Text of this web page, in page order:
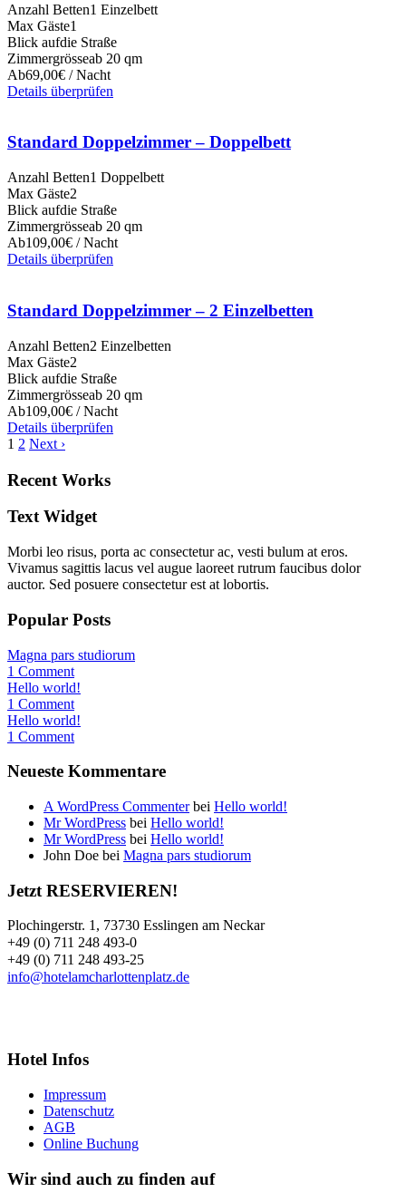
Anzahl Betten1 Einzelbett
Max Gäste1
Blick aufdie Straße
Zimmergrösseab 20 qm
Ab69,00€ / Nacht
Details überprüfen
Standard Doppelzimmer – Doppelbett
Anzahl Betten1 Doppelbett
Max Gäste2
Blick aufdie Straße
Zimmergrösseab 20 qm
Ab109,00€ / Nacht
Details überprüfen
Standard Doppelzimmer – 2 Einzelbetten
Anzahl Betten2 Einzelbetten
Max Gäste2
Blick aufdie Straße
Zimmergrösseab 20 qm
Ab109,00€ / Nacht
Details überprüfen
1 2 Next ›
Recent Works
Text Widget
Morbi leo risus, porta ac consectetur ac, vesti bulum at eros.
Vivamus sagittis lacus vel augue laoreet rutrum faucibus dolor
auctor. Sed posuere consectetur est at lobortis.
Popular Posts
Magna pars studiorum
1 Comment
Hello world!
1 Comment
Hello world!
1 Comment
Neueste Kommentare
A WordPress Commenterbei Hello world!
Mr WordPress bei Hello world!
Mr WordPress bei Hello world!
John Doe bei Magna pars studiorum
Jetzt RESERVIEREN!
Plochingerstr. 1, 73730 Esslingen am Neckar
+49 (0) 711 248 493-0
+49 (0) 711 248 493-25
info@hotelamcharlottenplatz.de
Hotel Infos
Impressum
Datenschutz
AGB
Online Buchung
Wir sind auch zu finden auf